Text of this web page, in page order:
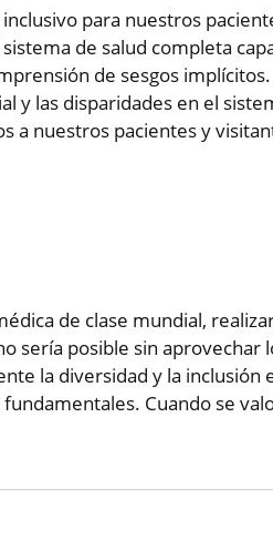
para nuestros
de salud completa
de sesgos
y las disparidades en el
a nuestros pacientes y
de clase mundial,
sería posible sin
la diversidad y la inclusión
Cuando se